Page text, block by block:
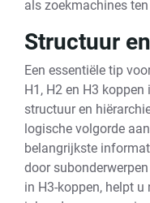
als zoekmachines
Structuur
Een essentiële tip
H1, H2 en H3
structuur en
logische volgorde
belangrijkste
door
in H3-koppen, helpt